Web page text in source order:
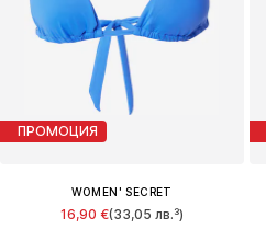
ПРОМОЦИЯ
WOMEN' SECRET
16,90 €(33,05 лв.³)